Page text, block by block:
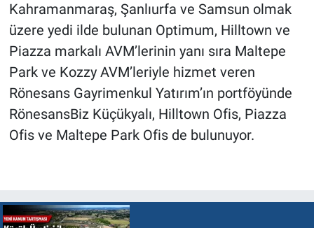
Kahramanmaraş, Şanlıurfa ve Samsun olmak
üzere yedi ilde bulunan Optimum, Hilltown ve
Piazza markalı AVM’lerinin yanı sıra Maltepe
Park ve Kozzy AVM’leriyle hizmet veren
Rönesans Gayrimenkul Yatırım’ın portföyünde
RönesansBiz Küçükyalı, Hilltown Ofis, Piazza
Ofis ve Maltepe Park Ofis de bulunuyor.